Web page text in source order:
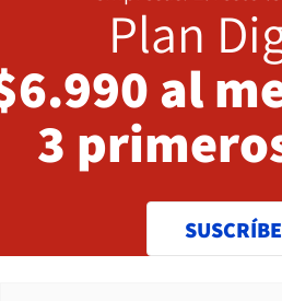
Plan
al
3